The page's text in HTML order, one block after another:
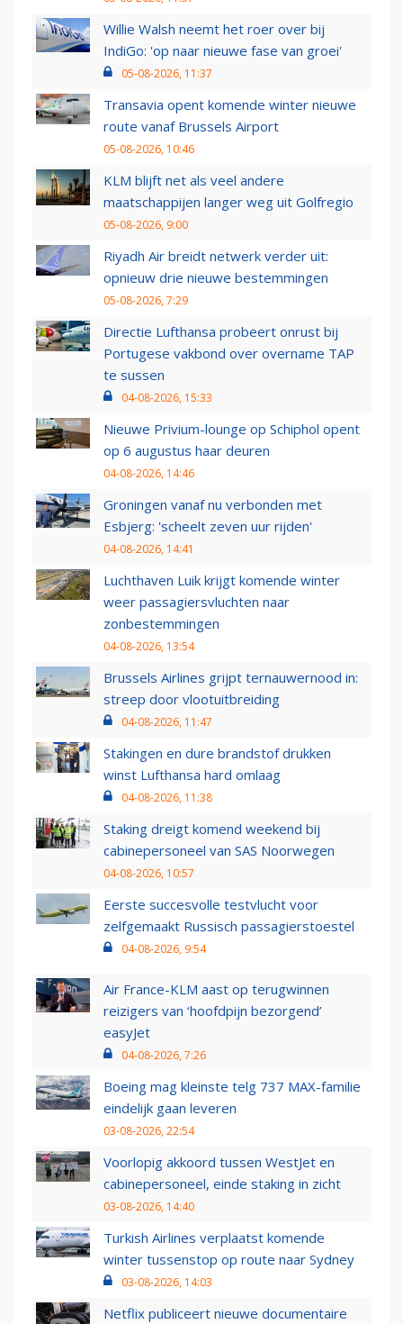
Willie Walsh neemt het roer over bij
IndiGo: 'op naar nieuwe fase van groei'
05-08-2026, 11:37
Transavia opent komende winter nieuwe
route vanaf Brussels Airport
05-08-2026, 10:46
KLM blijft net als veel andere
maatschappijen langer weg uit Golfregio
05-08-2026, 9:00
Riyadh Air breidt netwerk verder uit:
opnieuw drie nieuwe bestemmingen
05-08-2026, 7:29
Directie Lufthansa probeert onrust bij
Portugese vakbond over overname TAP
te sussen
04-08-2026, 15:33
Nieuwe Privium-lounge op Schiphol opent
op 6 augustus haar deuren
04-08-2026, 14:46
Groningen vanaf nu verbonden met
Esbjerg: 'scheelt zeven uur rijden'
04-08-2026, 14:41
Luchthaven Luik krijgt komende winter
weer passagiersvluchten naar
zonbestemmingen
04-08-2026, 13:54
Brussels Airlines grijpt ternauwernood in:
streep door vlootuitbreiding
04-08-2026, 11:47
Stakingen en dure brandstof drukken
winst Lufthansa hard omlaag
04-08-2026, 11:38
Staking dreigt komend weekend bij
cabinepersoneel van SAS Noorwegen
04-08-2026, 10:57
Eerste succesvolle testvlucht voor
zelfgemaakt Russisch passagierstoestel
04-08-2026, 9:54
Air France-KLM aast op terugwinnen
reizigers van ‘hoofdpijn bezorgend’
easyJet
04-08-2026, 7:26
Boeing mag kleinste telg 737 MAX-familie
eindelijk gaan leveren
03-08-2026, 22:54
Voorlopig akkoord tussen WestJet en
cabinepersoneel, einde staking in zicht
03-08-2026, 14:40
Turkish Airlines verplaatst komende
winter tussenstop op route naar Sydney
03-08-2026, 14:03
Netflix publiceert nieuwe documentaire